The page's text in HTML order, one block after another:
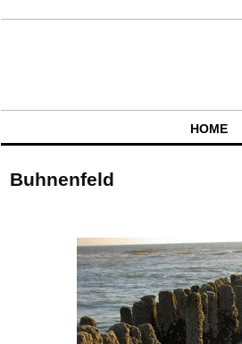
HOME
Buhnenfeld